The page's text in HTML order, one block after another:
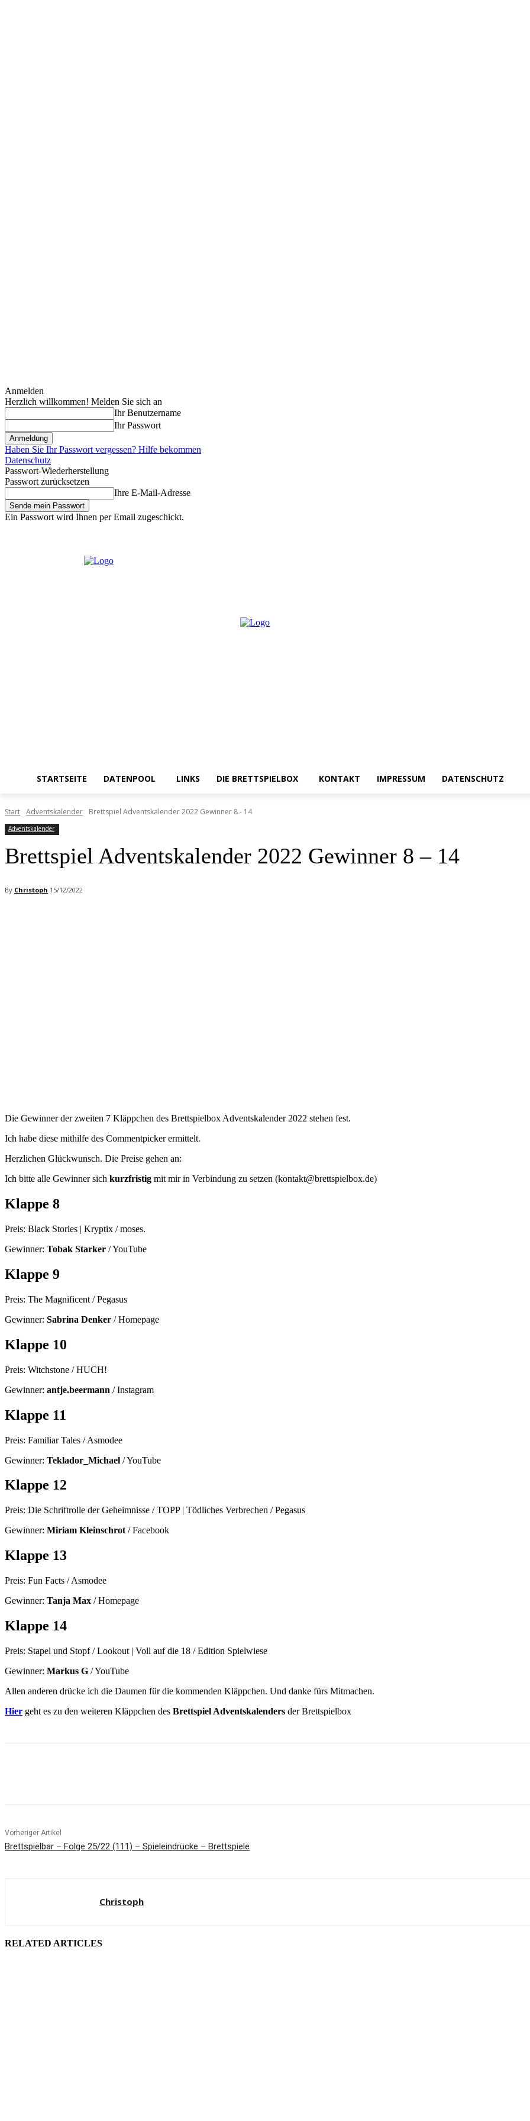
Anmelden
Herzlich willkommen! Melden Sie sich an
Ihr Benutzername
Ihr Passwort
Haben Sie Ihr Passwort vergessen? Hilfe bekommen
Datenschutz
Passwort-Wiederherstellung
Passwort zurücksetzen
Ihre E-Mail-Adresse
Ein Passwort wird Ihnen per Email zugeschickt.
STARTSEITE DATENPOOL LINKS DIE BRETTSPIELBOX KONTAKT IMPRESSUM DATENSCHUTZ
Start Adventskalender Brettspiel Adventskalender 2022 Gewinner 8 - 14
Adventskalender
Brettspiel Adventskalender 2022 Gewinner 8 – 14
By Christoph 15/12/2022
Die Gewinner der zweiten 7 Kläppchen des Brettspielbox Adventskalender 2022 stehen fest.
Ich habe diese mithilfe des Commentpicker ermittelt.
Herzlichen Glückwunsch. Die Preise gehen an:
Ich bitte alle Gewinner sich kurzfristig mit mir in Verbindung zu setzen (kontakt@brettspielbox.de)
Klappe 8
Preis: Black Stories | Kryptix / moses.
Gewinner: Tobak Starker / YouTube
Klappe 9
Preis: The Magnificent / Pegasus
Gewinner: Sabrina Denker / Homepage
Klappe 10
Preis: Witchstone / HUCH!
Gewinner: antje.beermann / Instagram
Klappe 11
Preis: Familiar Tales / Asmodee
Gewinner: Teklador_Michael / YouTube
Klappe 12
Preis: Die Schriftrolle der Geheimnisse / TOPP | Tödliches Verbrechen / Pegasus
Gewinner: Miriam Kleinschrot / Facebook
Klappe 13
Preis: Fun Facts / Asmodee
Gewinner: Tanja Max / Homepage
Klappe 14
Preis: Stapel und Stopf / Lookout | Voll auf die 18 / Edition Spielwiese
Gewinner: Markus G / YouTube
Allen anderen drücke ich die Daumen für die kommenden Kläppchen. Und danke fürs Mitmachen.
Hier geht es zu den weiteren Kläppchen des Brettspiel Adventskalenders der Brettspielbox
Vorheriger Artikel
Brettspielbar – Folge 25/22 (111) – Spieleindrücke – Brettspiele
Christoph
RELATED ARTICLES